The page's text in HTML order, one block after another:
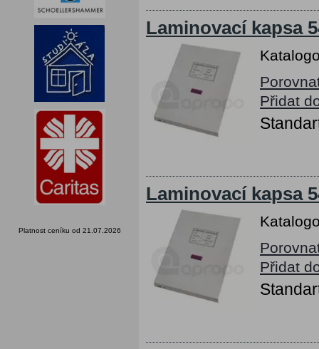
Platnost ceníku od 21.07.2026
Laminovací kapsa
Přidat
Laminovací kapsa
Přidat